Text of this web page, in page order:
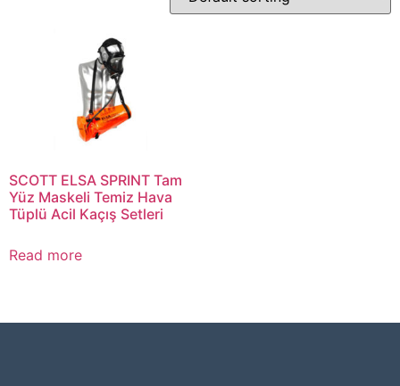
SCOTT ELSA SPRINT Tam
Yüz Maskeli Temiz Hava
Tüplü Acil Kaçış Setleri
Read more